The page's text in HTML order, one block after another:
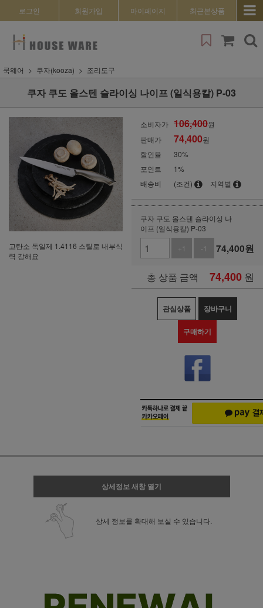
로그인 회원가입 마이페이지 최근본상품
쿡웨어 쿠자(kooza) 조리도구
쿠자 쿠도 올스텐 슬라이싱 나이프 (일식용칼) P-03
고탄소 독일제 1.4116 스틸로 내부식
력 강해요
소비자가 106,400원
판매가
74,400원
할인율
30%
포인트
1%
배송비
(조건) 지역별
쿠자 쿠도 올스텐 슬라이싱 나
이프 (일식용칼) P-03
+1
-1 74,400원
총 상품 금액 74,400 원
관심상품 장바구니
구매하기
상세정보 새창 열기
상세 정보를 확대해 보실 수 있습니다.